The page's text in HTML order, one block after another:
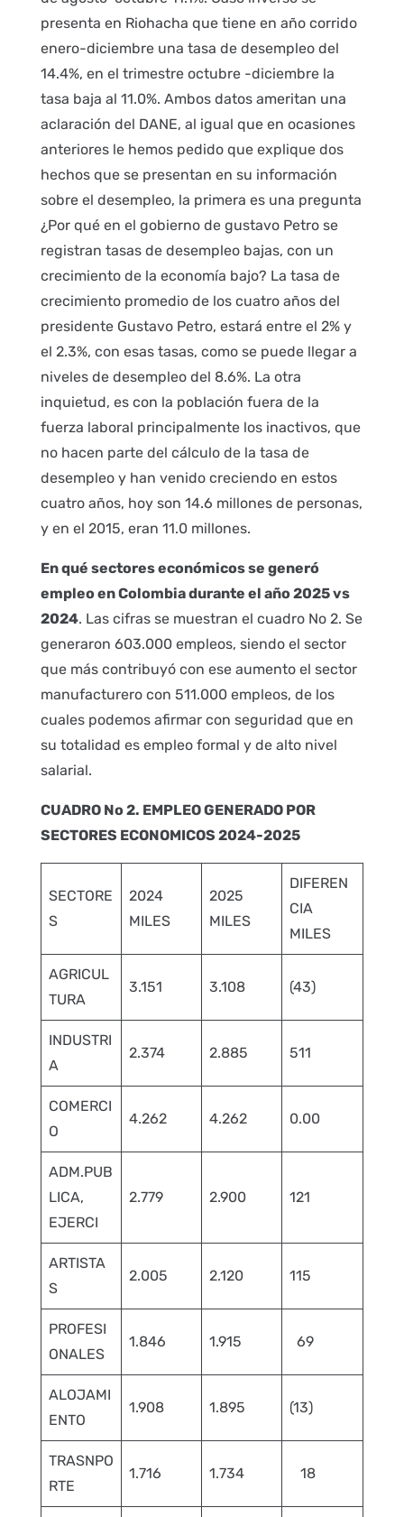
presenta en Riohacha que tiene en año corrido
enero-diciembre una tasa de desempleo del
14.4%, en el trimestre octubre -diciembre la
tasa baja al 11.0%. Ambos datos ameritan una
aclaración del DANE, al igual que en ocasiones
anteriores le hemos pedido que explique dos
hechos que se presentan en su información
sobre el desempleo, la primera es una pregunta
¿Por qué en el gobierno de gustavo Petro se
registran tasas de desempleo bajas, con un
crecimiento de la economía bajo? La tasa de
crecimiento promedio de los cuatro años del
presidente Gustavo Petro, estará entre el 2% y
el 2.3%, con esas tasas, como se puede llegar a
niveles de desempleo del 8.6%. La otra
inquietud, es con la población fuera de la
fuerza laboral principalmente los inactivos, que
no hacen parte del cálculo de la tasa de
desempleo y han venido creciendo en estos
cuatro años, hoy son 14.6 millones de personas,
y en el 2015, eran 11.0 millones.
En qué sectores económicos se generó
empleo en Colombia durante el año 2025 vs
2024. Las cifras se muestran el cuadro No 2. Se
generaron 603.000 empleos, siendo el sector
que más contribuyó con ese aumento el sector
manufacturero con 511.000 empleos, de los
cuales podemos afirmar con seguridad que en
su totalidad es empleo formal y de alto nivel
salarial.
CUADRO No 2. EMPLEO GENERADO POR
SECTORES ECONOMICOS 2024-2025
SECTORE
S
2024
MILES
2025
MILES
DIFEREN
CIA
MILES
AGRICUL
TURA
3.151 3.108 (43)
INDUSTRI
A
2.374 2.885 511
COMERCI
O
4.262 4.262 0.00
ADM.PUB
LICA,
EJERCI
2.779 2.900 121
ARTISTA
S
2.005 2.120 115
PROFESI
ONALES
1.846 1.915 69
ALOJAMI
ENTO
1.908 1.895 (13)
TRASNPO
RTE
1.716 1.734 18